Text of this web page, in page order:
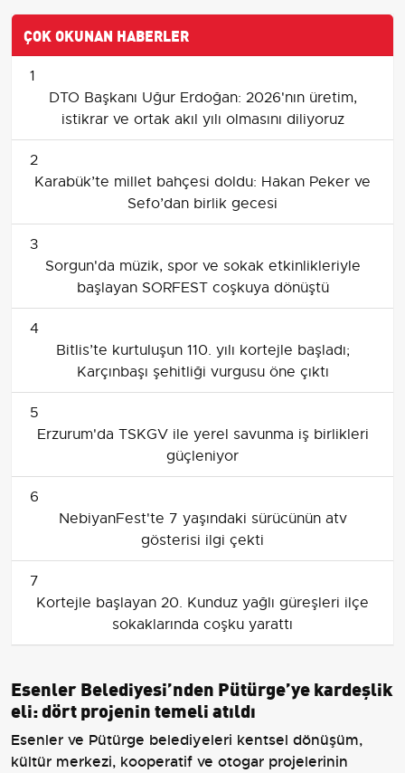
ÇOK OKUNAN HABERLER
1
DTO Başkanı Uğur Erdoğan: 2026'nın üretim,
istikrar ve ortak akıl yılı olmasını diliyoruz
2
Karabük’te millet bahçesi doldu: Hakan Peker ve
Sefo’dan birlik gecesi
3
Sorgun'da müzik, spor ve sokak etkinlikleriyle
başlayan SORFEST coşkuya dönüştü
4
Bitlis’te kurtuluşun 110. yılı kortejle başladı;
Karçınbaşı şehitliği vurgusu öne çıktı
5
Erzurum'da TSKGV ile yerel savunma iş birlikleri
güçleniyor
6
NebiyanFest'te 7 yaşındaki sürücünün atv
gösterisi ilgi çekti
7
Kortejle başlayan 20. Kunduz yağlı güreşleri ilçe
sokaklarında coşku yarattı
Esenler Belediyesi’nden Pütürge’ye kardeşlik
eli: dört projenin temeli atıldı
Esenler ve Pütürge belediyeleri kentsel dönüşüm,
kültür merkezi, kooperatif ve otogar projelerinin